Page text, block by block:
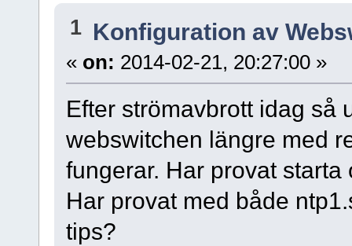
1 Konfiguration av
« on: 2014-02-21, 20:27:00 »
Efter strömavbrott idag så
webswitchen längre med
fungerar. Har provat
Har provat med både
tips?